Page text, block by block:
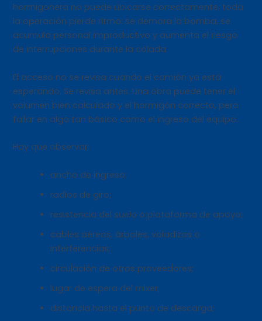
hormigonera no puede ubicarse correctamente, toda
la operación pierde ritmo: se demora la bomba, se
acumula personal improductivo y aumenta el riesgo
de interrupciones durante la colada.
El acceso no se revisa cuando el camión ya está
esperando. Se revisa antes. Una obra puede tener el
volumen bien calculado y el hormigón correcto, pero
fallar en algo tan básico como el ingreso del equipo.
Hay que observar:
ancho de ingreso;
radios de giro;
resistencia del suelo o plataforma de apoyo;
cables aéreos, árboles, voladizos o
interferencias;
circulación de otros proveedores;
lugar de espera del mixer;
distancia hasta el punto de descarga;